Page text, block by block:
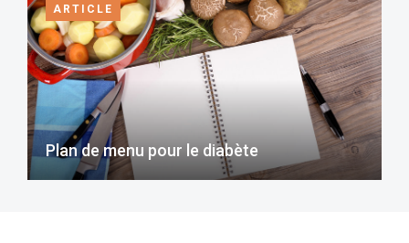
ARTICLE
Plan de menu pour le diabète